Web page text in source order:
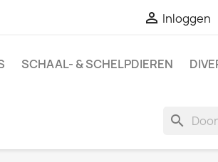
 Inloggen
SCHAAL- & SCHELPDIEREN
search